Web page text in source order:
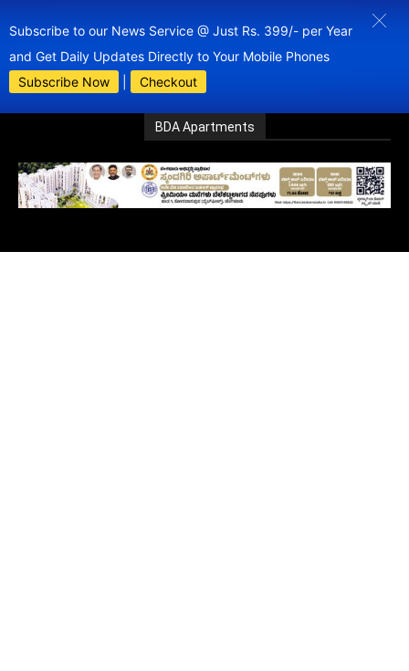
Subscribe to our News Service @ Just Rs. 399/- per Year
and Get Daily Updates Directly to Your Mobile Phones
Subscribe Now
Checkout
BDA Apartments